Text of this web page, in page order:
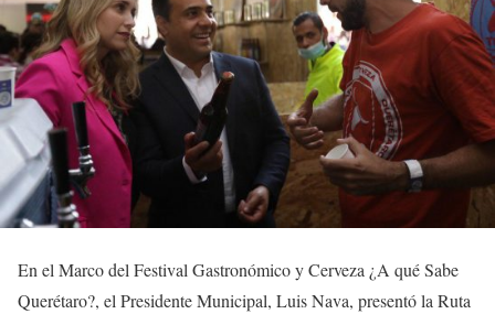
En el Marco del Festival Gastronómico y Cerveza ¿A qué Sabe
Querétaro?, el Presidente Municipal, Luis Nava, presentó la Ruta